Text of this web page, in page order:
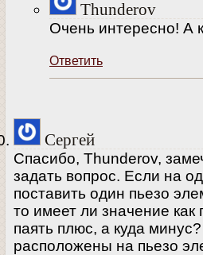
Thunderov
Очень интересно! А
Ответить
Сергей
Спасибо, Thunderov,
задать вопрос. Если на
поставить один пьезо
то имеет ли значение как
паять плюс, а куда
расположены на пьезо